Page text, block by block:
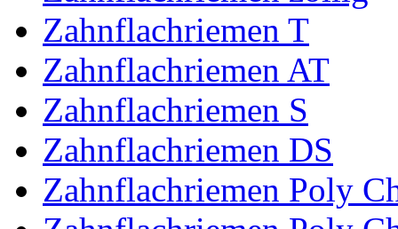
Zahnflachriemen T
Zahnflachriemen AT
Zahnflachriemen S
Zahnflachriemen DS
Zahnflachriemen Poly